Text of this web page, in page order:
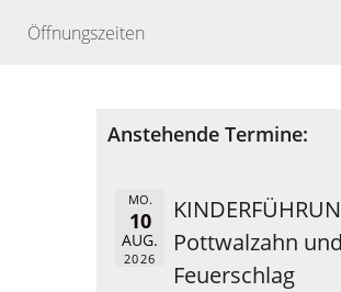
Öffnungszeiten
Anstehende Termine:
MO.
10
AUG.
2026
Pottwalzahn und
Feuerschlag